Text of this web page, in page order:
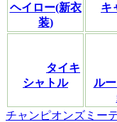
ヘイロー(新衣
装)
キ
タイキ
シャトル
ル
チャンピオンズミー